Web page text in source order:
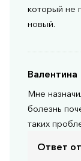
который не
новый.
Валентина
Мне
болезнь
таких
Ответ